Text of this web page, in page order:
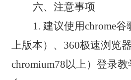
六、注意事项
1.建议使用chrome
上版本）、360极速浏览
chromium78以上）登录